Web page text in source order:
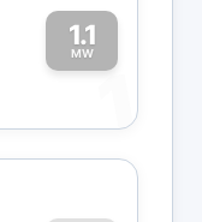
1.1
MW
1